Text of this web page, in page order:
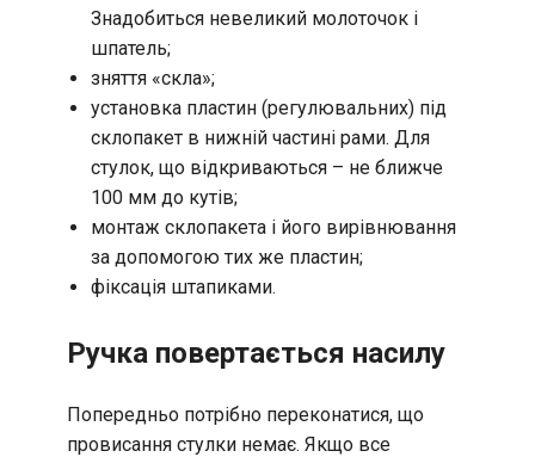
Знадобиться невеликий молоточок і
шпатель;
зняття «скла»;
установка пластин (регулювальних) під
склопакет в нижній частині рами. Для
стулок, що відкриваються – не ближче
100 мм до кутів;
монтаж склопакета і його вирівнювання
за допомогою тих же пластин;
фіксація штапиками.
Ручка повертається насилу
Попередньо потрібно переконатися, що
провисання стулки немає. Якщо все